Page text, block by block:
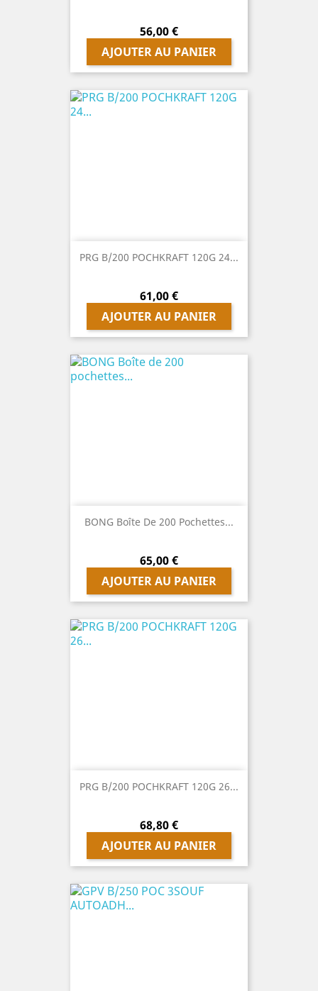
Prix
56,00 €
AJOUTER AU PANIER
PRG B/200 POCHKRAFT 120G 24...
Prix
61,00 €
AJOUTER AU PANIER
BONG Boîte De 200 Pochettes...
Prix
65,00 €
AJOUTER AU PANIER
PRG B/200 POCHKRAFT 120G 26...
Prix
68,80 €
AJOUTER AU PANIER